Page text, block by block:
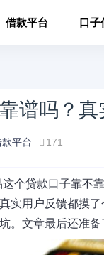
借款平台 口子
谱吗？
款平台 171
个贷款口子靠不
实用户反馈都摸
。文章最后还准